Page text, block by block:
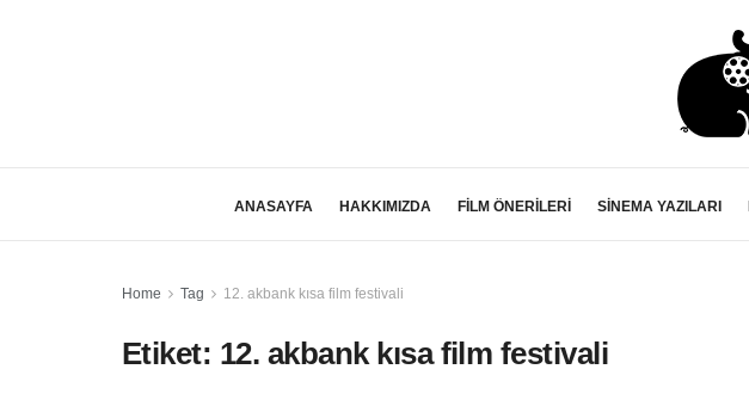
ANASAYFA HAKKIMIZDA FİLM ÖNERİLERİ SİNEMA YAZILARI
Home Tag 12. akbank kısa film festivali
Etiket: 12. akbank kısa film festivali